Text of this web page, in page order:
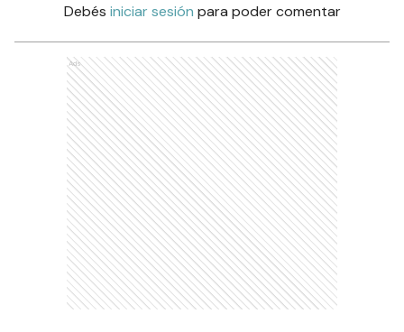
Debés iniciar sesión para poder comentar
Ads